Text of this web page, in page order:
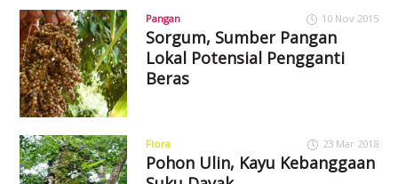
Pangan 10 Nov 2015
Sorgum, Sumber Pangan
Lokal Potensial Pengganti
Beras
Flora 23 Mar 2018
Pohon Ulin, Kayu Kebanggaan